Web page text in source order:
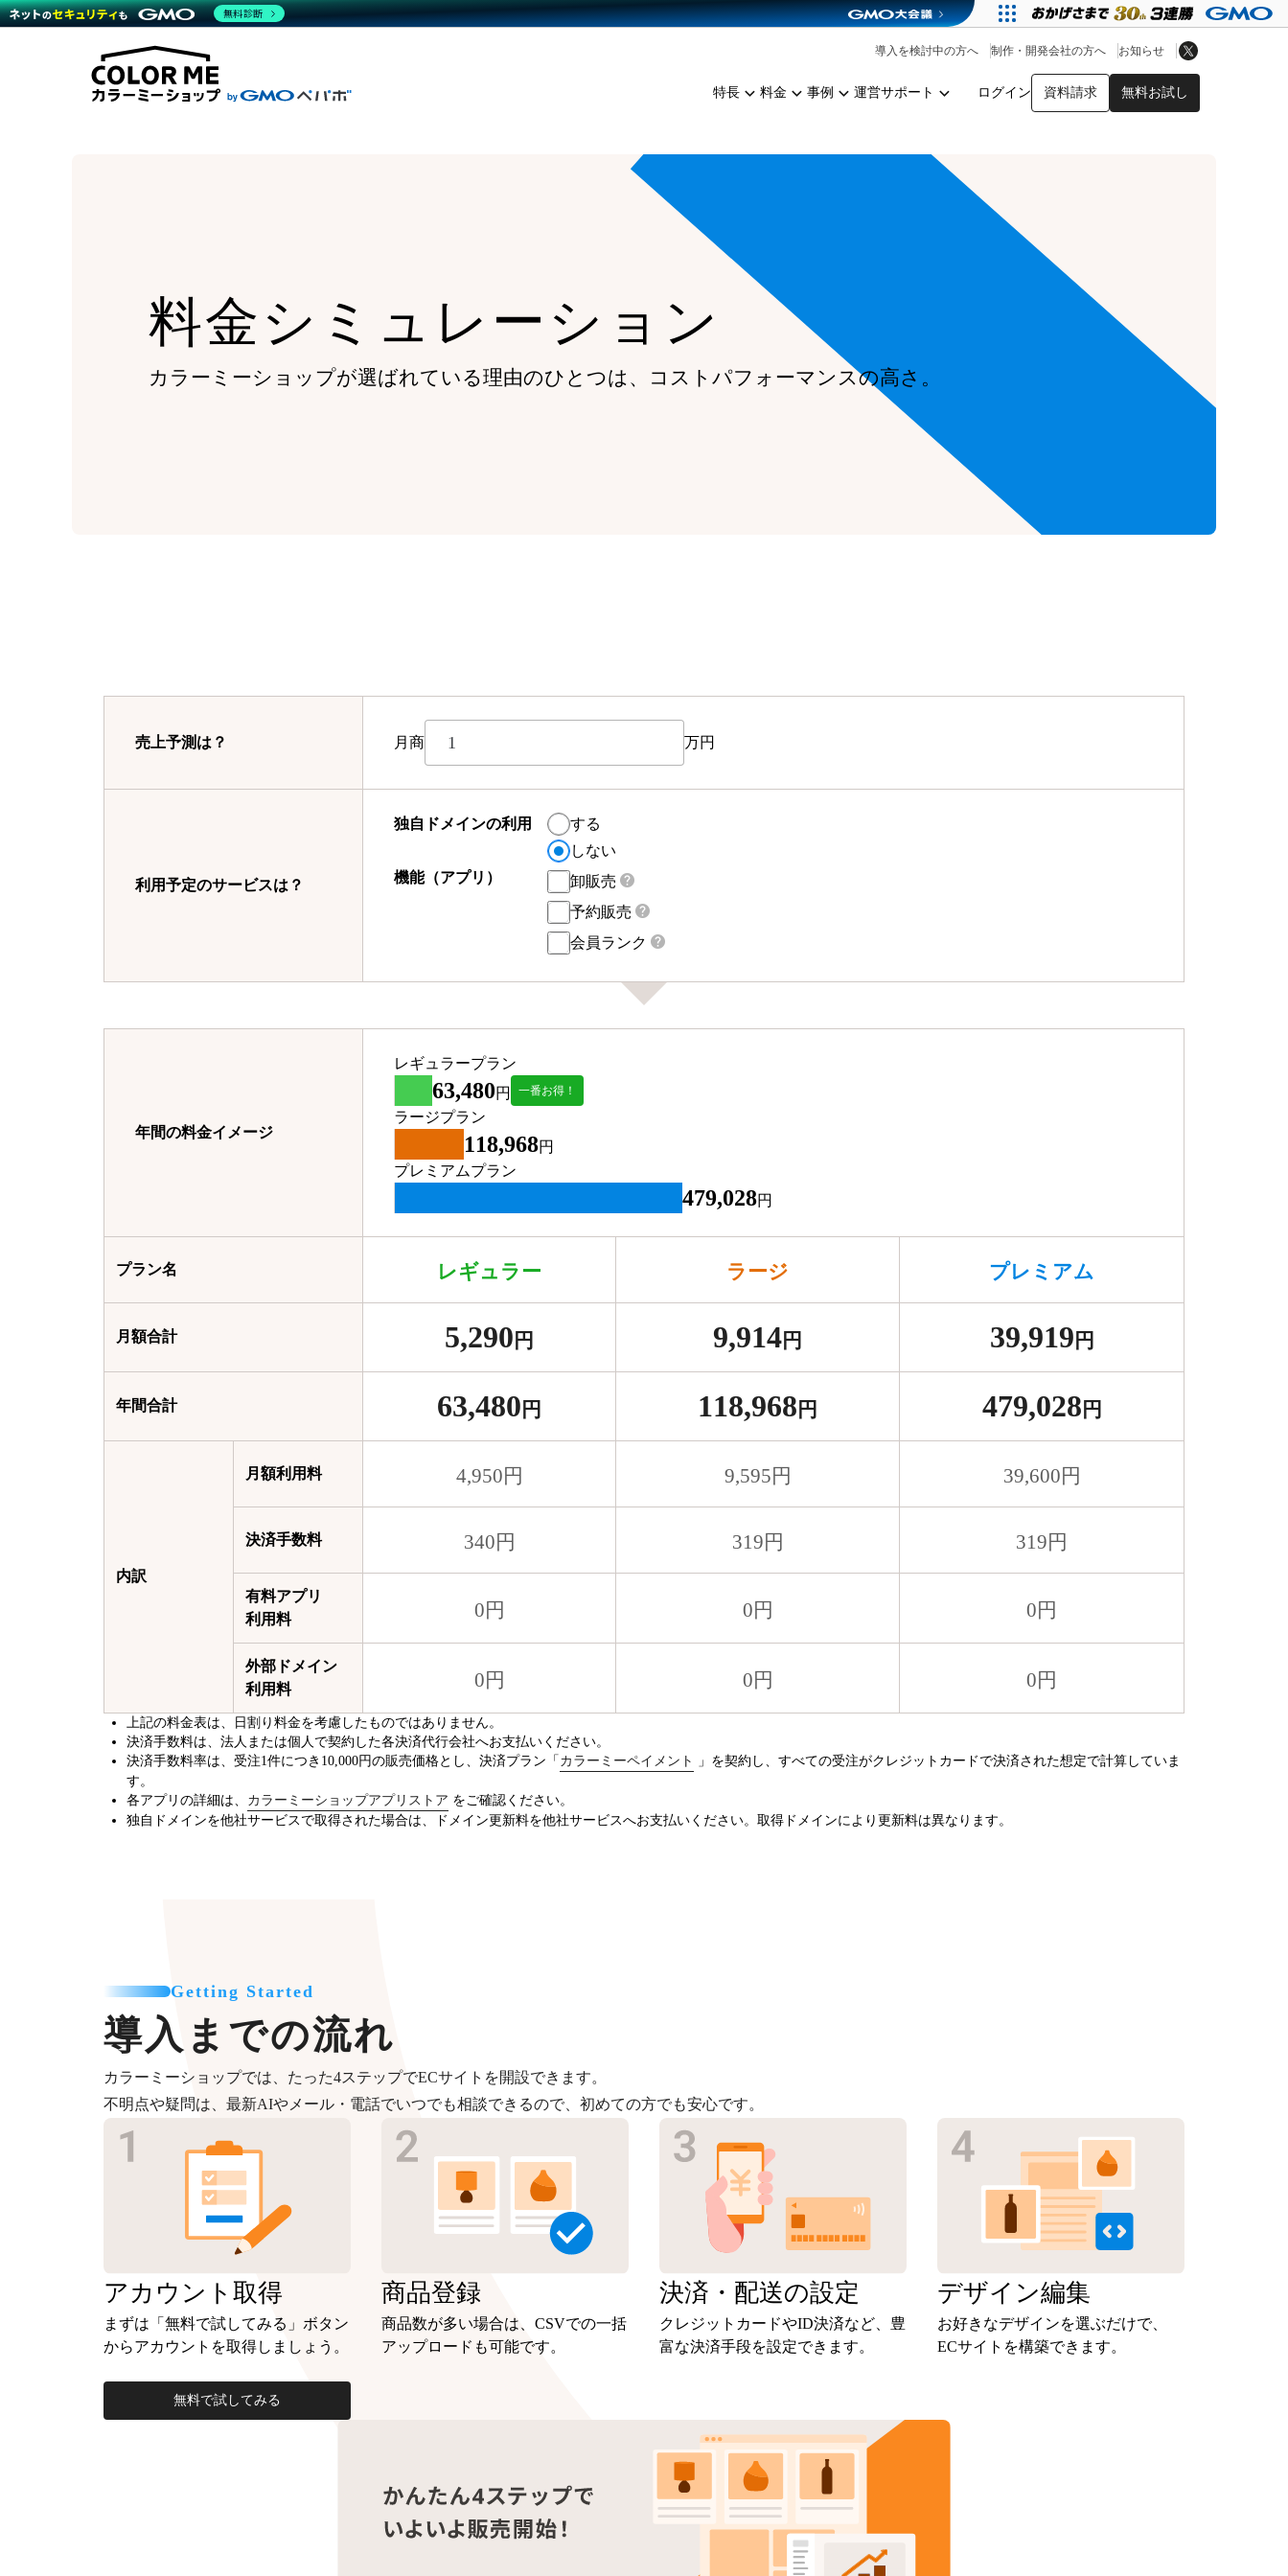
特長 料金 事例 運営サポート ログイン 資料請求 無料お試し
導入を検討中の方へ 制作・開発会社の方へ お知らせ
商材一覧を見る
機能一覧を見る
WordPress導入
複数店舗との連携
雑貨販売 アプリストア
料金
プラン・料金一覧を見る
料金シミュレーション
事例
運営サポート
サポート一覧を見る
コミュニティイベントCarty
料金シミュレーション
カラーミーショップが選ばれている理由のひとつは、 コストパフォーマンスの高さ。
売上予測は？ 月商 万円
利用予定のサービスは？
独自ドメインの利用
する
しない
機能（アプリ）
卸販売
予約販売
会員ランク
年間の料金イメージ
レギュラープラン
63,480円 一番お得！
ラージプラン
118,968円
プレミアムプラン
479,028円
プラン名 レギュラー ラージ プレミアム
月額合計 5,290 円 9,914円 39,919 円
年間合計 63,480 円 118,968 円 479,028 円
内訳
月額利用料 4,950円 9,595円 39,600円
決済手数料 340円 319円 319円
有料アプリ
利用料
0円 0円 0円
外部ドメイン
利用料
0円 0円 0円
上記の料金表は、日割り料金を考慮したものではありません。
決済手数料は、法人または個人で契約した各決済代行会社へお支払いください。
決済手数料率は、受注1件につき10,000円の販売価格とし、決済プラン「 カラーミーペイメント
」を契約し、すべての受注がクレジットカードで決済された想定で計算していま
す。
各アプリの詳細は、 カラーミーショップアプリストア をご確認ください。
独自ドメインを他社サービスで取得された場合は、ドメイン更新料を他社サービスへお支払いください。取得ドメインにより更新料は異なります。
Getting Started
導入までの流れ
カラーミーショップでは、たった4ステップでECサイトを開設できます。
不明点や疑問は、最新AIやメール・電話でいつでも相談できるので、初めての方でも安心です。
アカウント 取得
まずは「無料で試してみる」ボタン
からアカウントを取得しましょう。
無料で試してみる
商品登録
商品数が多い場合は、CSVでの一括
アップロードも可能です。
決済・ 配送の設定
クレジットカードやID決済など、豊
富な決済手段を設定できます。
デザイン編集
お好きなデザインを選ぶだけで、
ECサイトを構築できます。
無料診断